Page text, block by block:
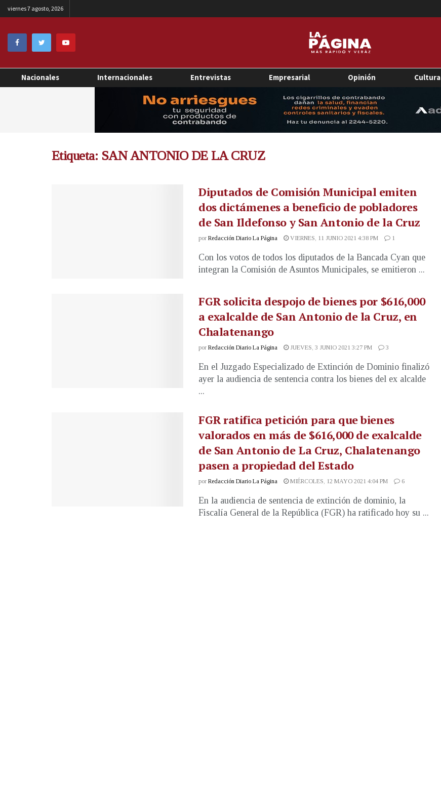
viernes 7 agosto, 2026
Nacionales Internacionales Entrevistas Empresarial Opinión Cultura
Etiqueta: SAN ANTONIO DE LA CRUZ
Diputados de Comisión Municipal emiten
dos dictámenes a beneficio de pobladores
de San Ildefonso y San Antonio de la Cruz
por Redacción Diario La Página VIERNES, 11 JUNIO 2021 4:38 PM 1
Con los votos de todos los diputados de la Bancada Cyan que
integran la Comisión de Asuntos Municipales, se emitieron ...
FGR solicita despojo de bienes por $616,000
a exalcalde de San Antonio de la Cruz, en
Chalatenango
por Redacción Diario La Página JUEVES, 3 JUNIO 2021 3:27 PM 3
En el Juzgado Especializado de Extinción de Dominio finalizó
ayer la audiencia de sentencia contra los bienes del ex alcalde
...
FGR ratifica petición para que bienes
valorados en más de $616,000 de exalcalde
de San Antonio de La Cruz, Chalatenango
pasen a propiedad del Estado
por Redacción Diario La Página MIÉRCOLES, 12 MAYO 2021 4:04 PM 6
En la audiencia de sentencia de extinción de dominio, la
Fiscalía General de la República (FGR) ha ratificado hoy su ...